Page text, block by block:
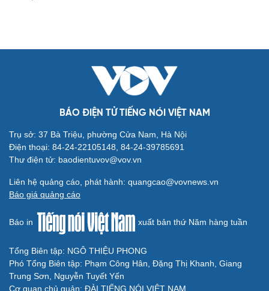
BÁO ĐIỆN TỬ TIẾNG NÓI VIỆT NAM
Trụ sở: 37 Bà Triệu, phường Cửa Nam, Hà Nội
Điện thoại: 84-24-22105148, 84-24-39785691
Thư điện tử: baodientuvov@vov.vn
Liên hệ quảng cáo, phát hành: quangcao@vovnews.vn
Báo giá quảng cáo
Báo in xuất bản thứ Năm hàng tuần
Tổng Biên tập: NGÔ THIỆU PHONG
Phó Tổng Biên tập: Phạm Công Hân, Đặng Thị Khanh, Giang
Trung Sơn, Nguyễn Tuyết Yến
Cơ quan chủ quản: ĐÀI TIẾNG NÓI VIỆT NAM